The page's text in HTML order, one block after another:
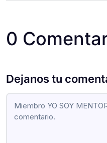
0
Dejanos tu